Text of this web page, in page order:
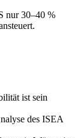
nur 30–40 %
ist sein
des ISEA